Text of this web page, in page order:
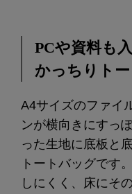
PCや資料も
かっちりトー
A4サイズのファイ
ンが横向きにすっ
った生地に底板と
トートバッグです
しにくく、床にそ